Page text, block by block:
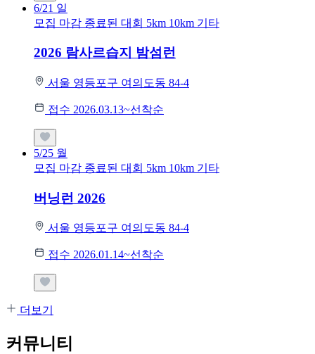
6/21 일
모집 마감 종료된 대회 5km 10km 기타
2026 람사르습지 밤섬런
서울 영등포구 여의도동 84-4
접수 2026.03.13~선착순
5/25 월
모집 마감 종료된 대회 5km 10km 기타
버닝런 2026
서울 영등포구 여의도동 84-4
접수 2026.01.14~선착순
더보기
커뮤니티